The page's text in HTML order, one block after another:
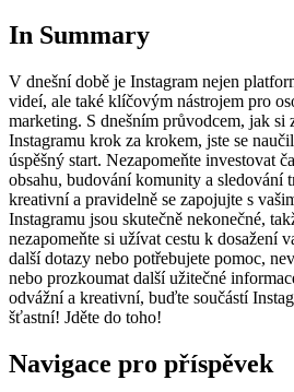
In Summary
V dnešní době je Instagram nejen
videí, ale také klíčovým nástrojem pro
marketing. S dnešním průvodcem, jak si
Instagramu krok za krokem, jste se
úspěšný start. Nezapomeňte investovat
obsahu, budování komunity a sledování
kreativní a pravidelně se zapojujte s
Instagramu jsou skutečně nekonečné,
nezapomeňte si užívat cestu k dosažení
další dotazy nebo potřebujete pomoc,
nebo prozkoumat další užitečné
odvážní a kreativní, buďte součástí
šťastní! Jděte do toho!
Navigace pro příspěvek